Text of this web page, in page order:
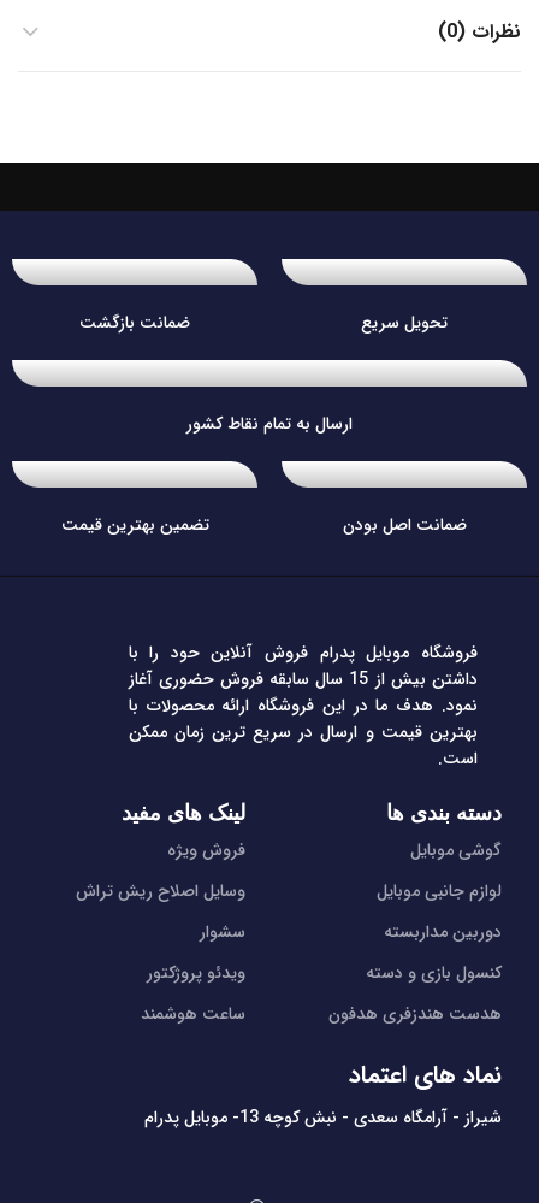
نظرات (0)
تحویل سریع ضمانت بازگشت
ارسال به تمام نقاط کشور
ضمانت اصل بودن تضمین بهترین قیمت
فروشگاه موبایل پدرام فروش آنلاین حود را با
داشتن بیش از 15 سال سابقه فروش حضوری آغاز
نمود. هدف ما در این فروشگاه ارائه محصولات با
بهترین قیمت و ارسال در سریع ترین زمان ممکن
است.
دسته بندی ها
گوشی موبایل
لوازم جانبی موبایل
دوربین مداربسته
کنسول بازی و دسته
هدست هندزفری هدفون
لینک های مفید
فروش ویژه
وسایل اصلاح ریش تراش
سشوار
ویدئو پروژکتور
ساعت هوشمند
نماد های اعتماد
شیراز - آرامگاه سعدی - نبش کوچه 13- موبایل پدرام